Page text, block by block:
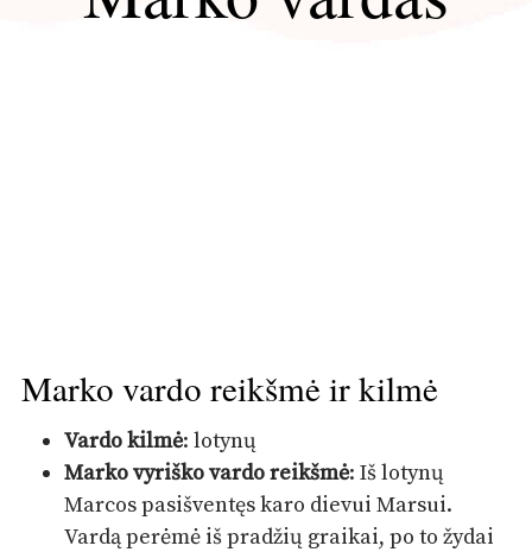
Marko vardo reikšmė ir kilmė
Vardo kilmė: lotynų
Marko vyriško vardo reikšmė: Iš lotynų
Marcos pasišventęs karo dievui Marsui.
Vardą perėmė iš pradžių graikai, po to žydai